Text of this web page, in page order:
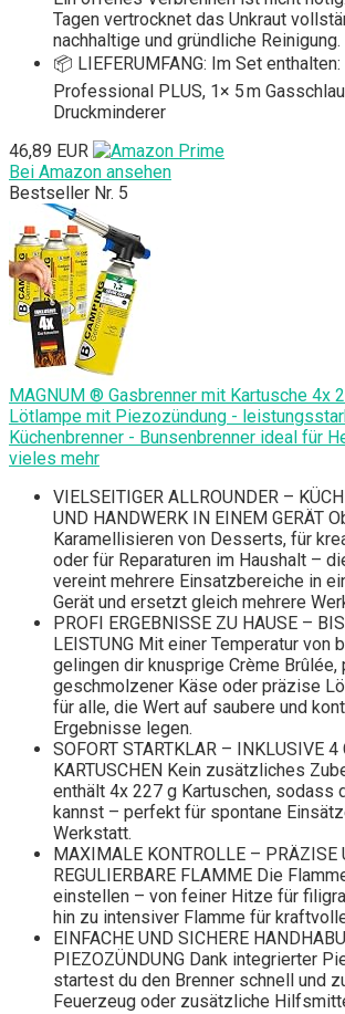
Tagen vertrocknet das Unkraut
nachhaltige und gründliche Reinigung.
📦 LIEFERUMFANG: Im Set
Professional PLUS, 1× 5 m
Druckminderer
46,89 EUR
Bei Amazon ansehen
Bestseller Nr. 5
MAGNUM ® Gasbrenner mit Kartusche 4x
Lötlampe mit Piezozündung -
Küchenbrenner - Bunsenbrenner ideal für
vieles mehr
VIELSEITIGER ALLROUNDER –
UND HANDWERK IN EINEM GERÄT
Karamellisieren von Desserts, für
oder für Reparaturen im Haushalt –
vereint mehrere Einsatzbereiche in
Gerät und ersetzt gleich mehrere
PROFI ERGEBNISSE ZU HAUSE –
LEISTUNG Mit einer Temperatur von
gelingen dir knusprige Crème Brûlée,
geschmolzener Käse oder präzise
für alle, die Wert auf saubere und
Ergebnisse legen.
SOFORT STARTKLAR – INKLUSIVE 4
KARTUSCHEN Kein zusätzliches
enthält 4x 227 g Kartuschen, sodass
kannst – perfekt für spontane
Werkstatt.
MAXIMALE KONTROLLE – PRÄZISE
REGULIERBARE FLAMME Die
einstellen – von feiner Hitze für
hin zu intensiver Flamme für
EINFACHE UND SICHERE
PIEZOZÜNDUNG Dank integrierter
startest du den Brenner schnell und
Feuerzeug oder zusätzliche